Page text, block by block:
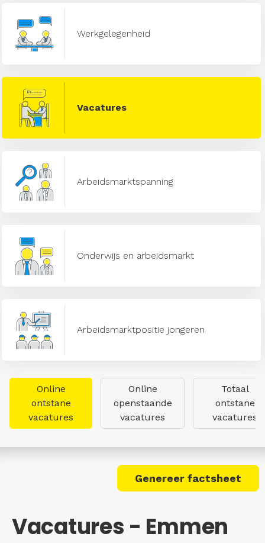
Werkgelegenheid
Vacatures
Arbeidsmarktspanning
Onderwijs en arbeidsmarkt
Arbeidsmarktpositie jongeren
Online
ontstane
vacatures
Online
openstaande
vacatures
Totaal
ontstane
vacatures
Genereer factsheet
Vacatures - Emmen